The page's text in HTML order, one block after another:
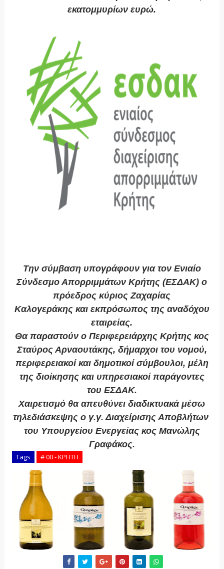
εκατομμυρίων ευρώ.
Την σύμβαση υπογράφουν για τον Ενιαίο
Σύνδεσμο Απορριμμάτων Κρήτης (ΕΣΔΑΚ) ο
πρόεδρος κύριος Ζαχαρίας
Καλογεράκης και εκπρόσωπος της αναδόχου
εταιρείας.
Θα παραστούν ο Περιφερειάρχης Κρήτης κος
Σταύρος Αρναουτάκης, δήμαρχοι του νομού,
περιφερειακοί και δημοτικοί σύμβουλοι, μέλη
της διοίκησης και υπηρεσιακοί παράγοντες
του ΕΣΔΑΚ.
Χαιρετισμό θα απευθύνει διαδικτυακά μέσω
τηλεδιάσκεψης ο γ.γ. Διαχείρισης Αποβλήτων
του Υπουργείου Ενεργείας κος Μανώλης
Γραφάκος.
Tags # 00 - ΚΡΗΤΗ